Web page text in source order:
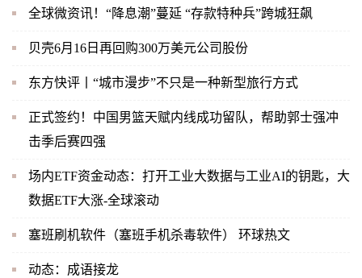
全球微资讯！“降息潮”蔓延 “存款特种兵”跨城狂飙
贝壳6月16日再回购300万美元公司股份
东方快评丨“城市漫步”不只是一种新型旅行方式
正式签约！中国男篮天赋内线成功留队，帮助郭士强冲
击季后赛四强
场内ETF资金动态：打开工业大数据与工业AI的钥匙，大
数据ETF大涨-全球滚动
塞班刷机软件（塞班手机杀毒软件） 环球热文
动态：成语接龙